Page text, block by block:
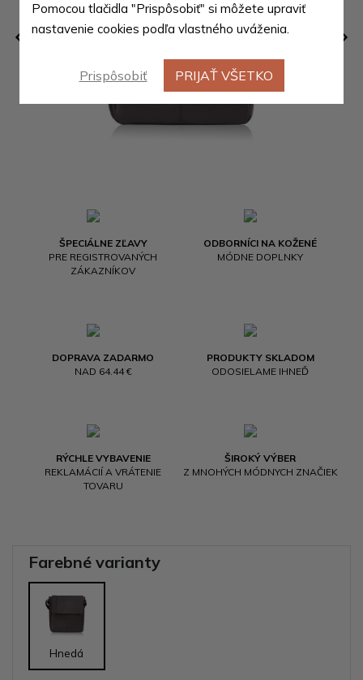
ŠPECIÁLNE ZĽAVY
PRE REGISTROVANÝCH
ZÁKAZNÍKOV
ODBORNÍCI NA KOŽENÉ
MÓDNE DOPLNKY
DOPRAVA ZADARMO
NAD 64.44 €
PRODUKTY SKLADOM
ODOSIELAME IHNEĎ
RÝCHLE VYBAVENIE
REKLAMÁCIÍ A VRÁTENIE
TOVARU
ŠIROKÝ VÝBER
Z MNOHÝCH MÓDNYCH ZNAČIEK
Farebné varianty
Hnedá
Pomocou tlačidla "Prispôsobiť" si môžete upraviť
nastavenie cookies podľa vlastného uváženia.
Prispôsobiť PRIJAŤ VŠETKO